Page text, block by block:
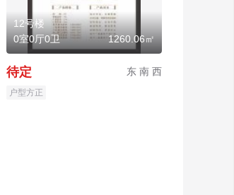
12号楼
0室0厅0卫
1260.06㎡
待定 东 南 西
户型方正